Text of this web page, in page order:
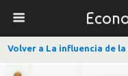
Volver a La influencia de